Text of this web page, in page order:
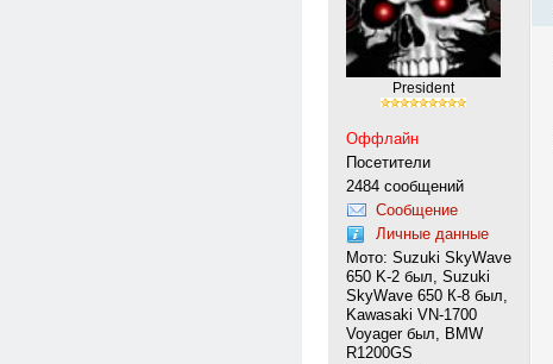
Рresident
Оффлайн
Посетители
2484 сообщений
Сообщение
Личные данные
Мото: Suzuki SkyWave
650 K-2 был, Suzuki
SkyWave 650 К-8 был,
Kawasaki VN-1700
Voyager был, BMW
R1200GS